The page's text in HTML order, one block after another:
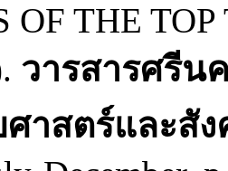
OF THE
วารสารศรี
าสตร์และสั